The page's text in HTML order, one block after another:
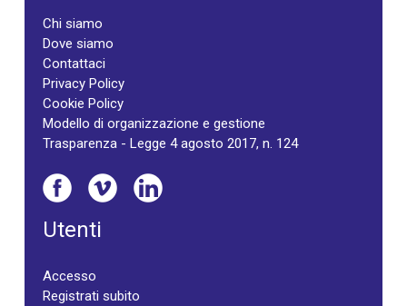
Chi siamo
Dove siamo
Contattaci
Privacy Policy
Cookie Policy
Modello di organizzazione e gestione
Trasparenza - Legge 4 agosto 2017, n. 124
Utenti
Accesso
Registrati subito